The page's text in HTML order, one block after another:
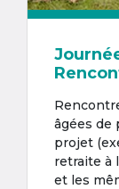
âgées de
projet
retraite à
et les